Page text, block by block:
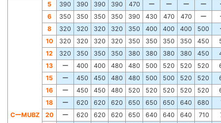
CーMUBZ
5 390 390 390 390 470 ー ー ー ー
6
350 350 350 350 390 430 470 470 ー
8
320 320 320 320 350 400 400 400 500
10
320 320 320 320 350 350 350 350 450
12
320 350 350 350 380 380 380 380 450
13
ー 400 400 480 480 500 520 520 520
15
ー 450 450 480 480 500 500 520 520
16
ー 450 450 480 520 520 520 520 520
18
ー 620 620 620 650 650 650 640 680
20
ー 620 620 620 650 640 640 640 710